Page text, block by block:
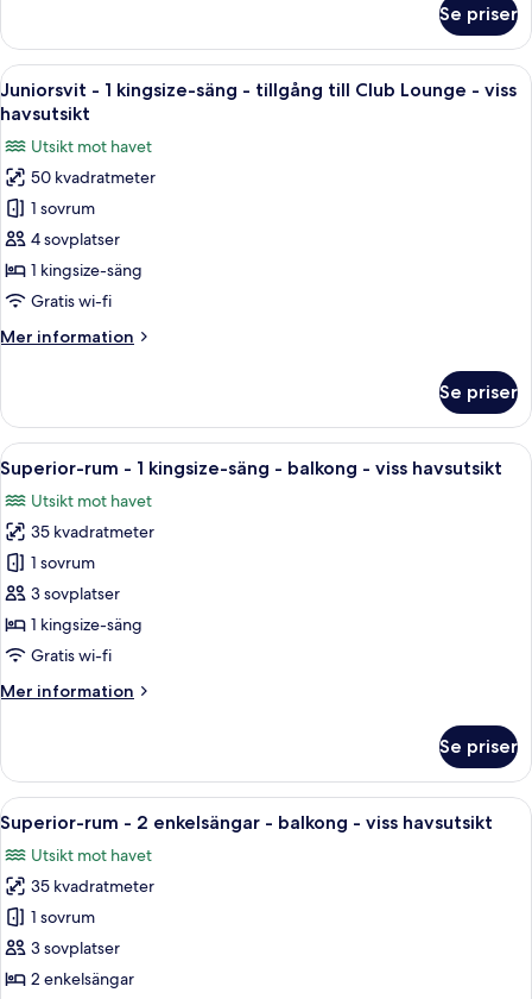
havsutsikt
-
kingsize-
säng
balkong
havsutsikt
Se priser
Öppna
alla
för
Juniorsvit
-
1
kingsize-
säng
tillgång
Lounge
-
viss
havsutsikt
En modern hotellobby med en bar,
12
Juniorsvit - 1 kingsize-säng - tillgång till Club Lounge - viss
havsutsikt
Utsikt mot havet
50 kvadratmeter
1 sovrum
4 sovplatser
1 kingsize-säng
Gratis wi-fi
Mer information
Mer
-
kingsize-
säng
-
tillgång
till
Club
Lounge
viss
havsutsikt
Se priser
Öppna
alla
foton
för
Superior-
rum
-
1
säng
-
viss
havsutsikt
Ett hotellrum med en säng, ett
8
Superior-rum - 1 kingsize-säng - balkong - viss havsutsikt
Utsikt mot havet
35 kvadratmeter
1 sovrum
3 sovplatser
1 kingsize-säng
Gratis wi-fi
Mer information
Mer
rum
1
kingsize-
säng
balkong
viss
havsutsikt
Se priser
Öppna
alla
foton
för
Superior-
rum
-
Duntäcken, minibar,
8
Superior-rum - 2 enkelsängar - balkong - viss havsutsikt
Utsikt mot havet
35 kvadratmeter
1 sovrum
3 sovplatser
2 enkelsängar